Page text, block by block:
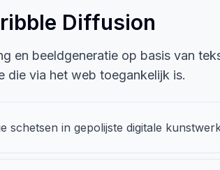
Diffusion
en beeldgeneratie op basis van
die via het web toegankelijk is.
schetsen in gepolijste digitale